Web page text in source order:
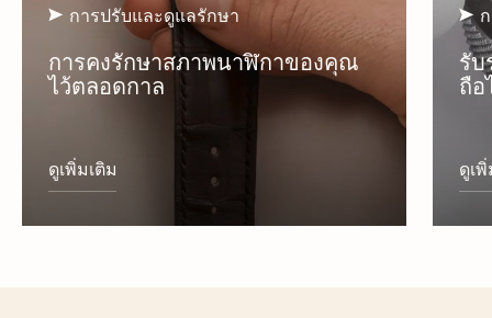
การปรับและดูแลรักษา
การคงรักษาสภาพนาฬิกาของคุณ
ไว้ตลอดกาล
ดูเพิ่มเติม
รับ
ถื
ดูเ